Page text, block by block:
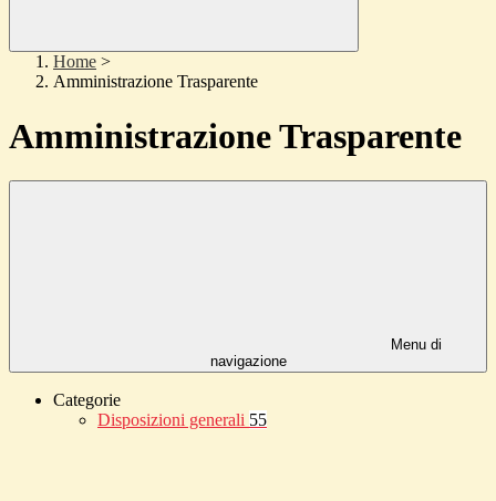
Home >
Amministrazione Trasparente
Amministrazione Trasparente
Menu di
navigazione
Categorie
Disposizioni generali 55